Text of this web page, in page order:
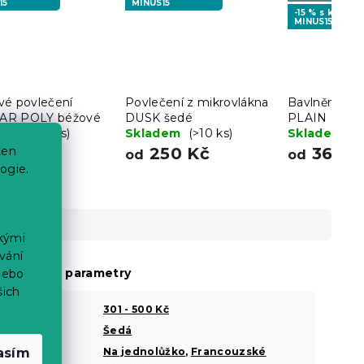
povlečení
POLY béžové
(>10 ks)
Kč
MINUS15
Povlečení z mikrovlákna
DUSK šedé
Skladem
(>10 ks)
od 250 Kč
-15 % s kódem:
MINUS15
Bavlněné
PLAIN
šedé
Skladem
od 369
parametry
301 - 500 Kč
Šedá
? Šířka Na jednolůžko, Francouzské